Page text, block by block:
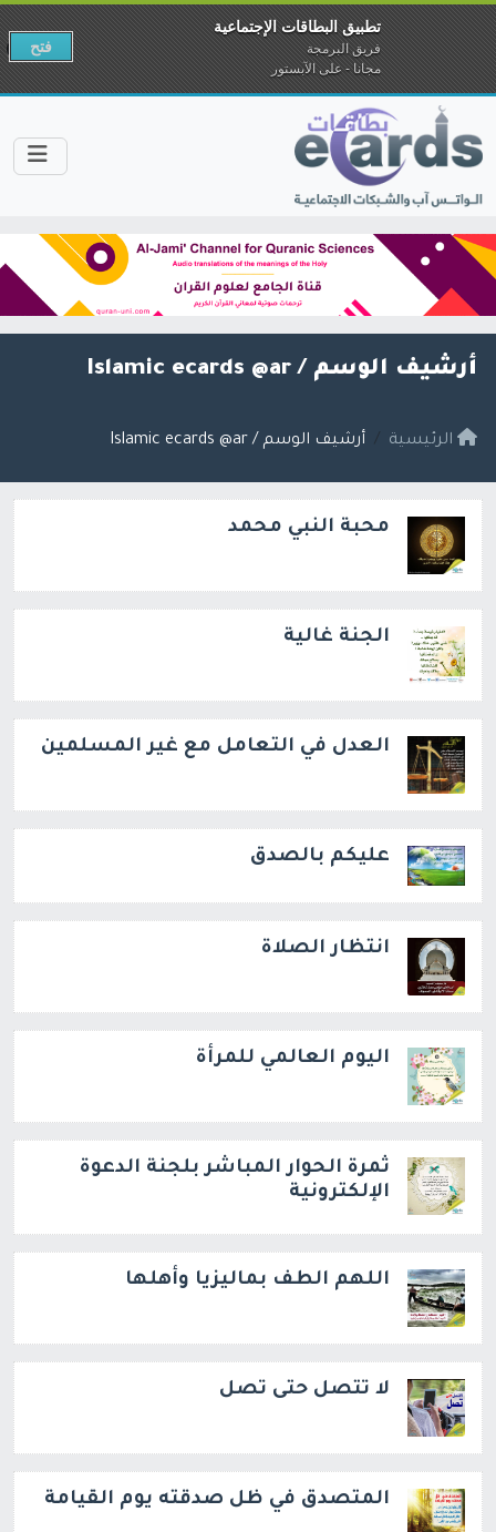
أرشيف الوسم / Islamic ecards @ar
الرئيسية أرشيف الوسم / Islamic ecards @ar
محبة النبي محمد
الجنة غالية
العدل في التعامل مع غير المسلمين
عليكم بالصدق
انتظار الصلاة
اليوم العالمي للمرأة
ثمرة الحوار المباشر بلجنة الدعوة
الإلكترونية
اللهم الطف بماليزيا وأهلها
لا تتصل حتى تصل
المتصدق في ظل صدقته يوم القيامة
تطبيق البطاقات الإجتماعية
فريق البرمجة
مجانا - على الآبستور
فتح